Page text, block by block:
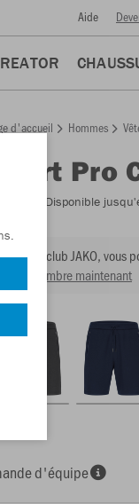
Aide
d'accueil Hommes
Short Pro
- Disponible
du club JAKO, vous
membre maintenant
d'équipe